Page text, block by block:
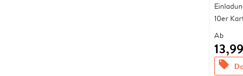
10er
Ab
offers